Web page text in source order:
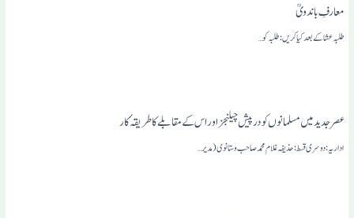
معارفِ با ند ویؒ
طلبہ عشا کے بعد کیا کریں : طلبہ کو…
عصر جدیدمیں مسلمانوں کو درپیش چیلنجز اور اس کے مقابلے کا طریقہٴ کار
اداریہ: دوسری قسط: حذیفہ غلام محمد صاحب وستانوی (مدیر…